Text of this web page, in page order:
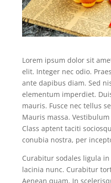
Lorem ipsum dolor sit
elit. Integer nec odio.
ante dapibus diam. Sed
elementum imperdiet.
mauris. Fusce nec tellus
Mauris massa.
Class aptent taciti
conubia nostra, per
Curabitur sodales ligula
lacinia nunc. Curabitur
Aenean quam. In